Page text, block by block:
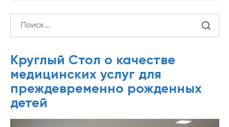
Круглый Стол о качестве
медицинских услуг для
преждевременно рожденных
детей